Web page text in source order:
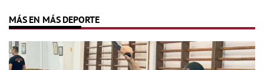
MÁS EN MÁS DEPORTE